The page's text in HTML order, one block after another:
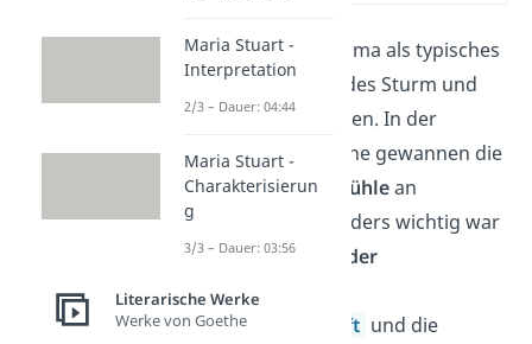
Du kannst das Drama als typisches
Werk derEpoche
des Sturm und
Drang interpretieren. In der
Literatur der Epoche gewannen die
Naturund die Gefühlean
Bedeutung. Besonders wichtig war
aber dieKritik an der
absolutistischen
Ständegesellschaft und die
Maria Stuart -
Interpretation
2/3 – Dauer: 04:44
Maria Stuart -
Charakterisierun
g
3/3 – Dauer: 03:56
Literarische Werke
Werke von Goethe